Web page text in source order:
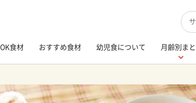
検索
食材 おすすめ食材 幼児食について 月齢別ま